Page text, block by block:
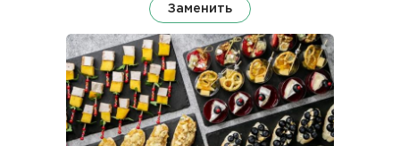
Заменить